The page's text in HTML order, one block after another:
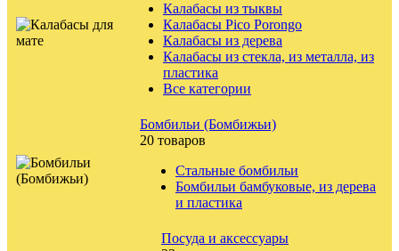
Калабасы из тыквы
Калабасы Pico Porongo
Калабасы из дерева
Калабасы из стекла, из металла, из
пластика
Все категории
Бомбильи (Бомбижьи)
20 товаров
Стальные бомбильи
Бомбильи бамбуковые, из дерева
и пластика
Посуда и аксессуары